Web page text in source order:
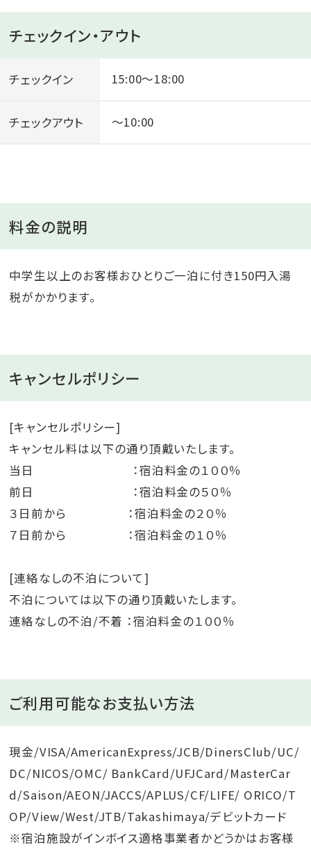
チェックイン・アウト
チェックイン 15:00～18:00
チェックアウト ～10:00
料金の説明
中学生以上のお客様おひとりご一泊に付き150円入湯
税がかかります。
キャンセルポリシー
[キャンセルポリシー]
キャンセル料は以下の通り頂戴いたします。
当日 ：宿泊料金の１００％
前日 ：宿泊料金の５０％
３日前から ：宿泊料金の２０％
７日前から ：宿泊料金の１０％
[連絡なしの不泊について]
不泊については以下の通り頂戴いたします。
連絡なしの不泊/不着 ：宿泊料金の１００％
ご利用可能なお支払い方法
現金/VISA/AmericanExpress/JCB/DinersClub/UC/
DC/NICOS/OMC/ BankCard/UFJCard/MasterCar
d/Saison/AEON/JACCS/APLUS/CF/LIFE/ ORICO/T
OP/View/West/JTB/Takashimaya/デビットカード
※宿泊施設がインボイス適格事業者かどうかはお客様